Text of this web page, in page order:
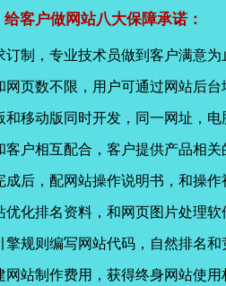
客户做网站八大保障承诺：
订制，专业技术员做到客户满意为
网页数不限，用户可通过网站后台
和移动版同时开发，同一网址，
客户相互配合，客户提供产品相关
成后，配网站操作说明书，和操作
优化排名资料，和网页图片处理软
擎规则编写网站代码，自然排名和
网站制作费用，获得终身网站使用